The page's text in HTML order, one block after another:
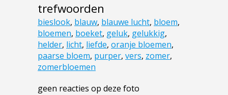
trefwoorden
bieslook, blauw, blauwe lucht, bloem,
bloemen, boeket, geluk, gelukkig,
helder, licht, liefde, oranje bloemen,
paarse bloem, purper, vers, zomer,
zomerbloemen
geen reacties op deze foto